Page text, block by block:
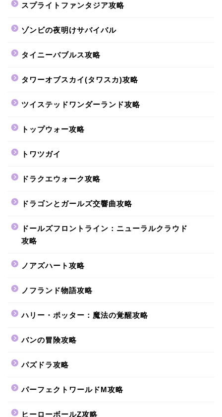
スプライトファンタジア攻略
ゾンビの夜明けサバイバル
タイニーバブルス攻略
タワーオブスカイ(タワスカ)攻略
ツイステッドワンダーランド攻略
トップウォー攻略
トワツガイ
ドラクエウォーク攻略
ドラゴンとガールズ交響曲攻略
ドールズフロントライン：ニューラルクラウド
攻略
ノアズハート攻略
ノフランド物語攻略
ハリー・ポッター：魔法の覚醒攻略
バンの冒険攻略
パズドラ攻略
パーフェクトワールドM攻略
ヒーローボールZ攻略